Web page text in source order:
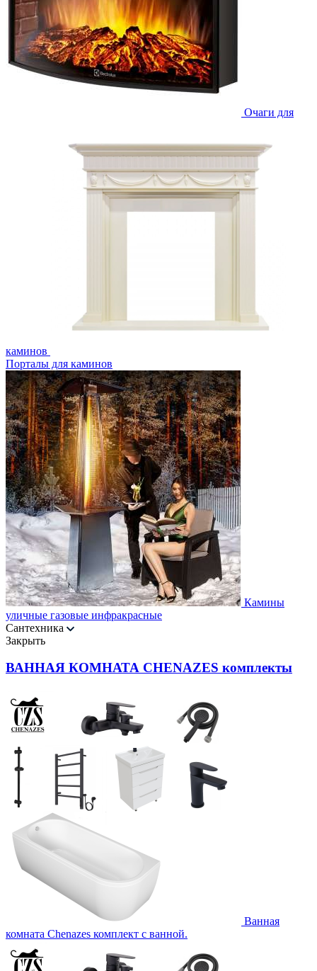
Очаги для
каминов
Порталы для каминов
Камины
уличные газовые инфракрасные
Сантехника
Закрыть
ВАННАЯ КОМНАТА CHENAZES комплекты
Ванная
комната Chenazes комплект с ванной.